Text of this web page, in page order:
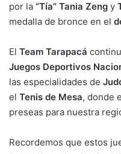
por la “Tía” Tania Zeng y
medalla de bronce en el
El Team Tarapacá
Juegos Deportivos
las especialidades de
el Tenis de Mesa, donde
preseas para nuestra
Recordemos que estos